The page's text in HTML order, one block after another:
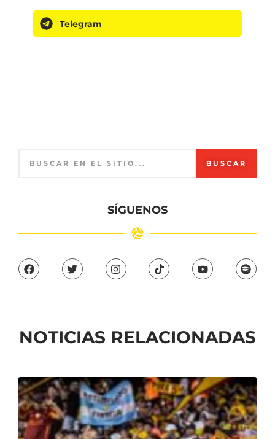
Telegram
BUSCAR
SÍGUENOS
NOTICIAS RELACIONADAS